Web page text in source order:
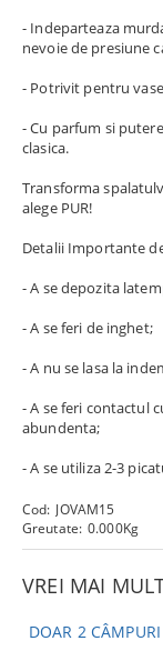
- Indeparteaza
nevoie de presiune
- Potrivit pentru
- Cu parfum si
clasica.
Transforma
alege PUR!
Detalii Importante
- A se depozita
- A se feri de inghet;
- A nu se lasa la
- A se feri contactul
abundenta;
- A se utiliza 2-3
Cod: JOVAM15
Greutate: 0.000Kg
VREI MAI
DOAR 2